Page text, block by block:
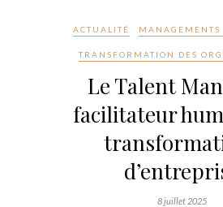
ACTUALITÉ MANAGEMENTS
TRANSFORMATION DES
Le Talent
facilitateur
8 juillet 2025